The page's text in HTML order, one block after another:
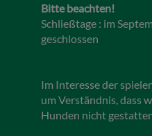
Bitte beachten!
Schließtage : im
geschlossen
Im Interesse der
um Verständnis, dass
Hunden nicht